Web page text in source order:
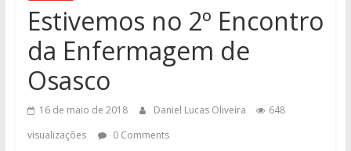
Estivemos no 2º Encontro
da Enfermagem de
Osasco
16 de maio de 2018 Daniel Lucas Oliveira
648
visualizações
0 Comments